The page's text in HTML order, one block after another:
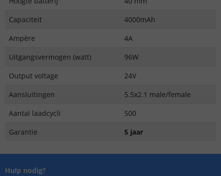
Capaciteit
4000mAh
Ampère
4A
Uitgangsvermogen (watt)
96W
Output voltage
24V
Aansluitingen
5.5x2.1 male/female
Aantal laadcycli
500
Garantie
5 jaar
Hulp nodig?